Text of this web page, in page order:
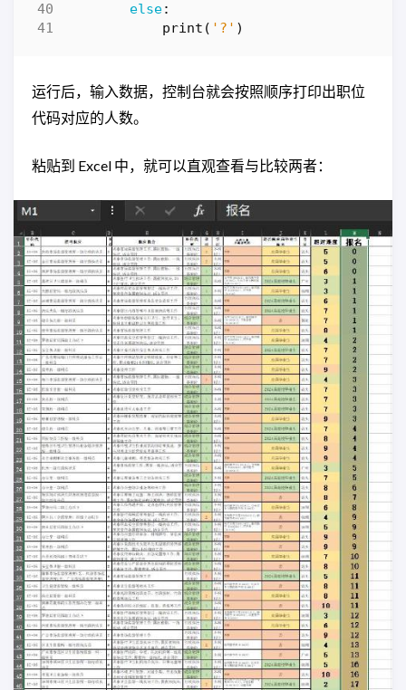
else:
print ( '?' )
运行后，输入数据，控制台就会按照顺序打印出职位
代码对应的人数。
粘贴到 Excel 中，就可以直观查看与比较两者：